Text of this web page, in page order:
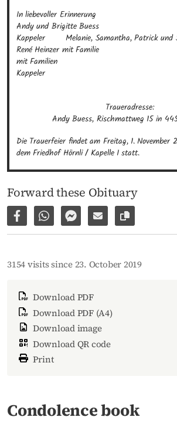
In liebevoller Erinnerung
Andy und Brigitte Buess
Kappeler        Melanie, Samantha, Patrick und
René Heinzer mit Familie
mit Familien
Kappeler
Traueradresse:
Andy Buess, Rischmattweg 15 in
Die Trauerfeier findet am Freitag, 1. November
dem Friedhof Hörnli / Kapelle I statt.
Forward these Obituary
Share on Facebook
Share via WhatsApp
Share via Facebook
Share via E-Mail
Copy link to
3154 visits since 23. October 2019
Download PDF
Download PDF (A4)
Download image
Download QR code
Print
Condolence book